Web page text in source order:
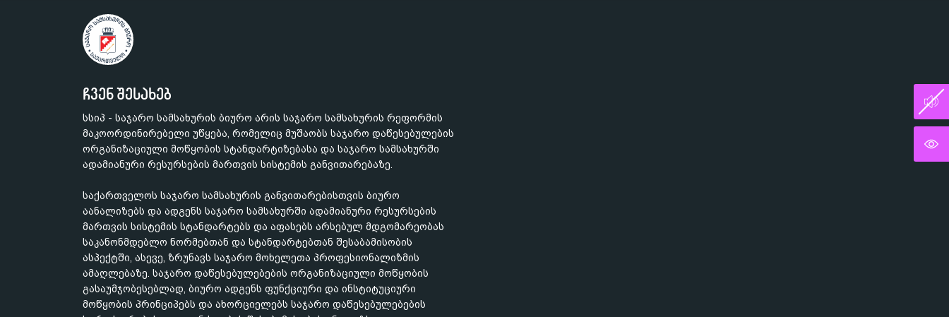
ჩვენ შესახებ
სსიპ - საჯარო სამსახურის ბიურო არის საჯარო სამსახურის რეფორმის
მაკოორდინირებელი უწყება, რომელიც მუშაობს საჯარო დაწესებულების
ორგანიზაციული მოწყობის სტანდარტიზებასა და საჯარო სამსახურში
ადამიანური რესურსების მართვის სისტემის განვითარებაზე.
საქართველოს საჯარო სამსახურის განვითარებისთვის ბიურო
აანალიზებს და ადგენს საჯარო სამსახურში ადამიანური რესურსების
მართვის სისტემის სტანდარტებს და აფასებს არსებულ მდგომარეობას
საკანონმდებლო ნორმებთან და სტანდარტებთან შესაბამისობის
ასპექტში, ასევე, ზრუნავს საჯარო მოხელეთა პროფესიონალიზმის
ამაღლებაზე. საჯარო დაწესებულებების ორგანიზაციული მოწყობის
გასაუმჯობესებლად, ბიურო ადგენს ფუნქციური და ინსტიტუციური
მოწყობის პრინციპებს და ახორციელებს საჯარო დაწესებულებების